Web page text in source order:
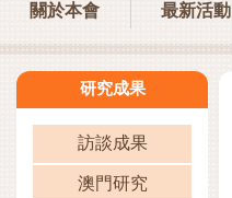
關於本會 最新活動
研究成果
訪談成果
澳門研究